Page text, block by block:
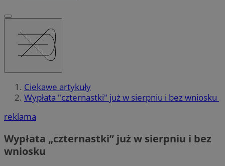
Ciekawe artykuły
Wypłata "czternastki" już w sierpniu i bez wniosku
reklama
Wypłata „czternastki” już w sierpniu i bez
wniosku